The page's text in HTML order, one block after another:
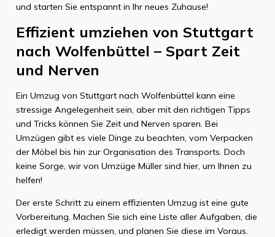
und starten Sie entspannt in Ihr neues Zuhause!
Effizient umziehen von Stuttgart
nach Wolfenbüttel – Spart Zeit
und Nerven
Ein Umzug von Stuttgart nach Wolfenbüttel kann eine
stressige Angelegenheit sein, aber mit den richtigen Tipps
und Tricks können Sie Zeit und Nerven sparen. Bei
Umzügen gibt es viele Dinge zu beachten, vom Verpacken
der Möbel bis hin zur Organisation des Transports. Doch
keine Sorge, wir von Umzüge Müller sind hier, um Ihnen zu
helfen!
Der erste Schritt zu einem effizienten Umzug ist eine gute
Vorbereitung. Machen Sie sich eine Liste aller Aufgaben, die
erledigt werden müssen, und planen Sie diese im Voraus.